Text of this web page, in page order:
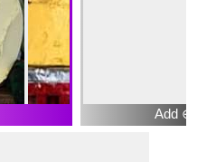
Add ⊕